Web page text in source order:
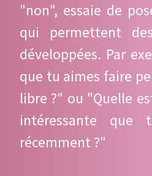
"non", essaie de
qui permettent
développées. Par
que tu aimes faire
libre ?" ou "Quelle
intéressante que
récemment ?"